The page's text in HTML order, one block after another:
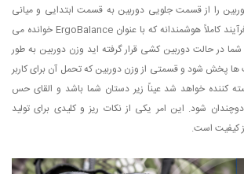
را از قسمت جلویی دوربین به قسمت ابتدایی و میانی
کاملاً هوشمندانه که با عنوان ErgoBalance خوانده می
در حالت دوربین کشی قرار گرفته اید وزن دوربین به طور
پخش شود و قسمتی از وزن دوربین که تحمل آن برای کاربر
کننده خواهد شد عیناً زیر دستان شما باشد و القای حس
شود. این امر یکی از نکات ریز و کلیدی برای تولید
کیفیت است.